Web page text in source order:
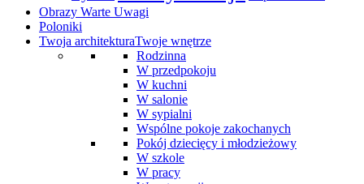
Obrazy Warte Uwagi
Poloniki
Twoja architekturaTwoje wnętrze
Rodzinna
W przedpokoju
W kuchni
W salonie
W sypialni
Wspólne pokoje zakochanych
Pokój dziecięcy i młodzieżowy
W szkole
W pracy